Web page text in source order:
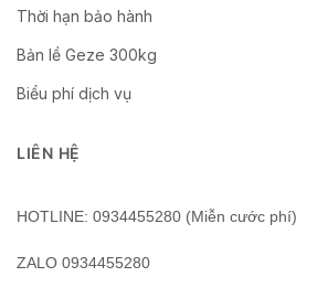
Thời hạn bảo hành
Bản lề Geze 300kg
Biểu phí dịch vụ
LIÊN HỆ
HOTLINE: 0934455280 (Miễn cước phí)
ZALO 0934455280